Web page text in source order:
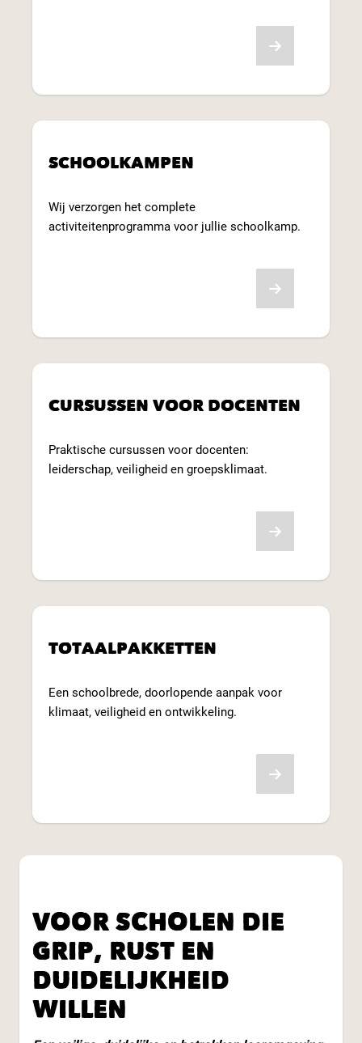
SCHOOLKAMPEN
Wij verzorgen het complete
activiteitenprogramma voor jullie schoolkamp.
CURSUSSEN VOOR DOCENTEN
Praktische cursussen voor docenten:
leiderschap, veiligheid en groepsklimaat.
TOTAALPAKKETTEN
Een schoolbrede, doorlopende aanpak voor
klimaat, veiligheid en ontwikkeling.
VOOR SCHOLEN DIE
GRIP, RUST EN
DUIDELIJKHEID
WILLEN